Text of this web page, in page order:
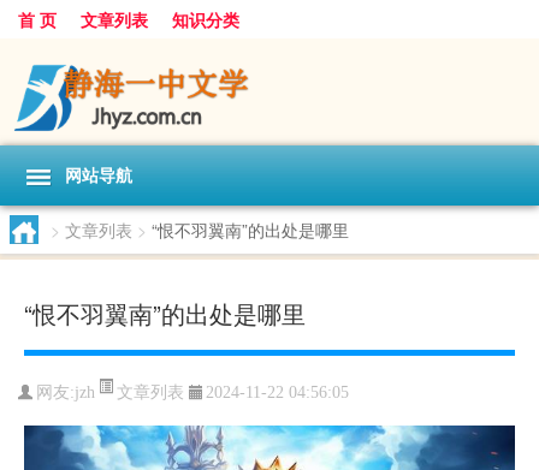
首 页 文章列表 知识分类
网站导航
> 文章列表 > “恨不羽翼南”的出处是哪里
“恨不羽翼南”的出处是哪里
网友:jzh 文章列表 2024-11-22 04:56:05